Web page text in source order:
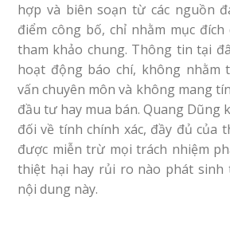
hợp và biên soạn từ các nguồn
điểm công bố, chỉ nhằm mục
tham khảo chung. Thông tin tại
hoạt động báo chí, không nhằm
vấn chuyên môn và không mang
đầu tư hay mua bán. Quang Dũng
đối về tính chính xác, đầy đủ của
được miễn trừ mọi trách nhiệm
thiệt hại hay rủi ro nào phát sinh
nội dung này.